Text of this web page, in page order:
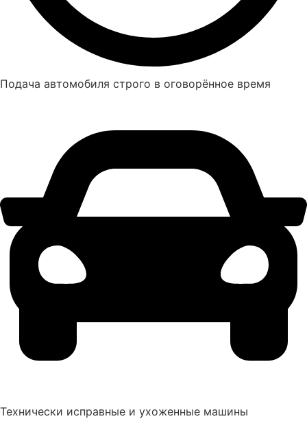
Подача автомобиля строго в оговорённое время
Технически исправные и ухоженные машины